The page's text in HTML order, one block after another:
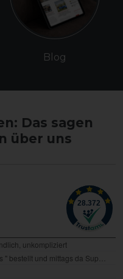
Blog
Das sagen
über uns